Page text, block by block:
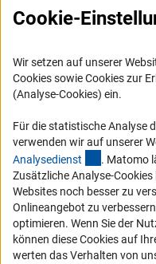
Service und Informationen für
Barriere melden
DFG-aktuell
Erhalten Sie Neuigkeiten aus
schauen Sie sich die Ausgaben
Zum Newsletter
Cookie-
Wir setzen auf unserer
Cookies sowie Cookies zur
(Analyse-Cookies) ein.
Für die statistische Analyse
verwenden wir auf unserer
Analysedienst (externer
. Matomo
Zusätzliche Analyse-
Websites noch besser zu
Onlineangebot zu
optimieren. Wenn Sie der
können diese Cookies auf
werten das Verhalten von